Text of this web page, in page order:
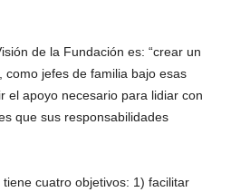
de la Fundación es: “crear un
jefes de familia bajo esas
el apoyo necesario para lidiar con
que sus responsabilidades
cuatro objetivos: 1) facilitar